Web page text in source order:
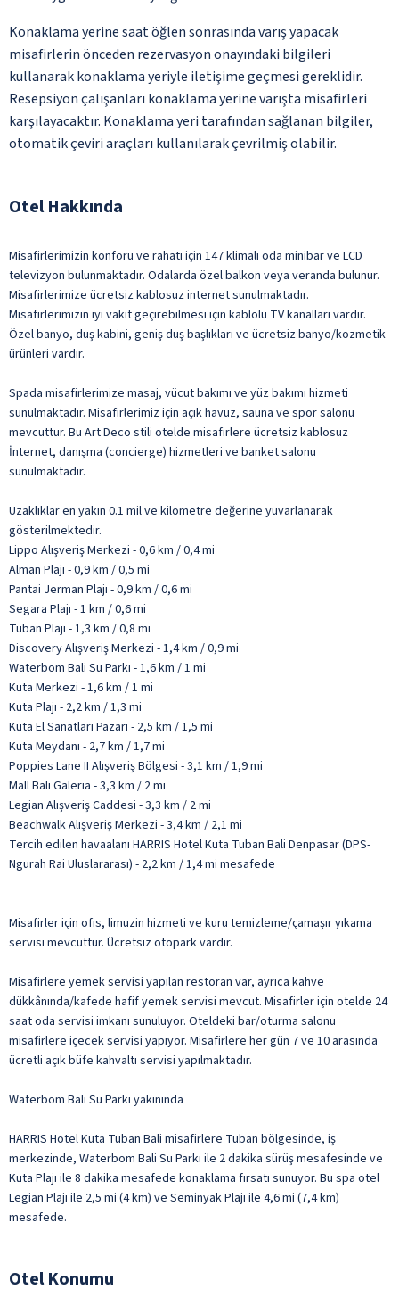
Konaklama yerine saat öğlen sonrasında varış yapacak
misafirlerin önceden rezervasyon onayındaki bilgileri
kullanarak konaklama yeriyle iletişime geçmesi gereklidir.
Resepsiyon çalışanları konaklama yerine varışta misafirleri
karşılayacaktır. Konaklama yeri tarafından sağlanan bilgiler,
otomatik çeviri araçları kullanılarak çevrilmiş olabilir.
Otel Hakkında
Misafirlerimizin konforu ve rahatı için 147 klimalı oda minibar ve LCD
televizyon bulunmaktadır. Odalarda özel balkon veya veranda bulunur.
Misafirlerimize ücretsiz kablosuz internet sunulmaktadır.
Misafirlerimizin iyi vakit geçirebilmesi için kablolu TV kanalları vardır.
Özel banyo, duş kabini, geniş duş başlıkları ve ücretsiz banyo/kozmetik
ürünleri vardır.
Spada misafirlerimize masaj, vücut bakımı ve yüz bakımı hizmeti
sunulmaktadır. Misafirlerimiz için açık havuz, sauna ve spor salonu
mevcuttur. Bu Art Deco stili otelde misafirlere ücretsiz kablosuz
İnternet, danışma (concierge) hizmetleri ve banket salonu
sunulmaktadır.
Uzaklıklar en yakın 0.1 mil ve kilometre değerine yuvarlanarak
gösterilmektedir.
Lippo Alışveriş Merkezi - 0,6 km / 0,4 mi
Alman Plajı - 0,9 km / 0,5 mi
Pantai Jerman Plajı - 0,9 km / 0,6 mi
Segara Plajı - 1 km / 0,6 mi
Tuban Plajı - 1,3 km / 0,8 mi
Discovery Alışveriş Merkezi - 1,4 km / 0,9 mi
Waterbom Bali Su Parkı - 1,6 km / 1 mi
Kuta Merkezi - 1,6 km / 1 mi
Kuta Plajı - 2,2 km / 1,3 mi
Kuta El Sanatları Pazarı - 2,5 km / 1,5 mi
Kuta Meydanı - 2,7 km / 1,7 mi
Poppies Lane II Alışveriş Bölgesi - 3,1 km / 1,9 mi
Mall Bali Galeria - 3,3 km / 2 mi
Legian Alışveriş Caddesi - 3,3 km / 2 mi
Beachwalk Alışveriş Merkezi - 3,4 km / 2,1 mi
Tercih edilen havaalanı HARRIS Hotel Kuta Tuban Bali Denpasar (DPS-
Ngurah Rai Uluslararası) - 2,2 km / 1,4 mi mesafede
Misafirler için ofis, limuzin hizmeti ve kuru temizleme/çamaşır yıkama
servisi mevcuttur. Ücretsiz otopark vardır.
Misafirlere yemek servisi yapılan restoran var, ayrıca kahve
dükkânında/kafede hafif yemek servisi mevcut. Misafirler için otelde 24
saat oda servisi imkanı sunuluyor. Oteldeki bar/oturma salonu
misafirlere içecek servisi yapıyor. Misafirlere her gün 7 ve 10 arasında
ücretli açık büfe kahvaltı servisi yapılmaktadır.
Waterbom Bali Su Parkı yakınında
HARRIS Hotel Kuta Tuban Bali misafirlere Tuban bölgesinde, iş
merkezinde, Waterbom Bali Su Parkı ile 2 dakika sürüş mesafesinde ve
Kuta Plajı ile 8 dakika mesafede konaklama fırsatı sunuyor. Bu spa otel
Legian Plajı ile 2,5 mi (4 km) ve Seminyak Plajı ile 4,6 mi (7,4 km)
mesafede.
Otel Konumu